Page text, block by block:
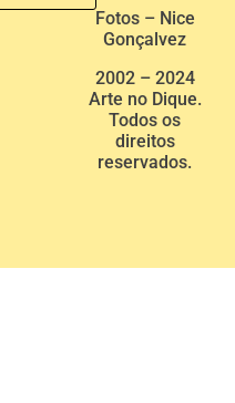
Fotos – Nice
Gonçalvez
2002 – 2024
Arte no Dique.
Todos os
direitos
reservados.